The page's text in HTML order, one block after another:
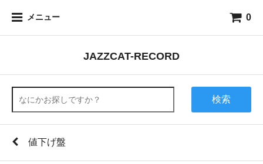
メニュー 0
JAZZCAT-RECORD
検索
値下げ盤